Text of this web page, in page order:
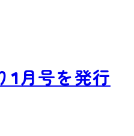
1月号を発行